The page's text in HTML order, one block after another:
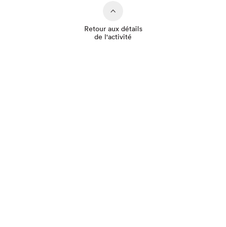
Retour aux détails
de l'activité